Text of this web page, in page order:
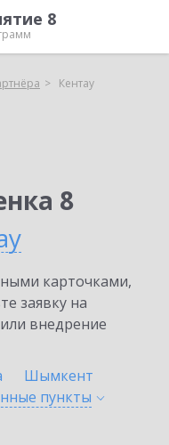
8
Кентау
8
карточками,
заявку на
внедрение
Шымкент
пункты